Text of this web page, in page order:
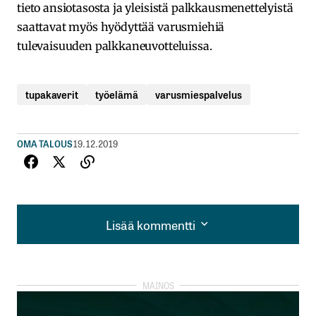
tieto ansiotasosta ja yleisistä palkkausmenettelyistä
saattavat myös hyödyttää varusmiehiä
tulevaisuuden palkkaneuvotteluissa.
tupakaverit työelämä varusmiespalvelus
OMA TALOUS19.12.2019
Lisää kommentti
Lisää kommentti
kirjautua